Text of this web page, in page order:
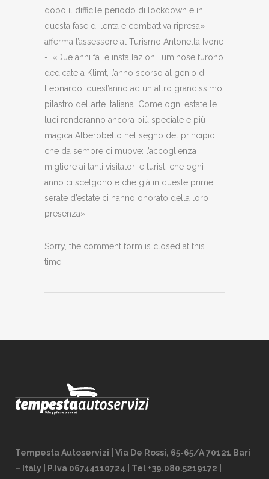
dopo il difficile periodo di lockdown e in
questa fase di lenta e combattiva ripresa» –
afferma l’assessore al Turismo Antonella Ivone
-. «Due anni fa le installazioni luminose furono
dedicate a Klimt, l’anno scorso al genio di
Leonardo, quest’anno ad un altro grandissimo
pilastro dell’arte italiana. Come ogni estate le
luci renderanno ancora più speciale e più
magica Alberobello nel segno del principio
che da sempre ci muove: l’accoglienza
migliore ai tanti visitatori e turisti che ogni
anno ci scelgono e che già in queste prime
serate d’estate ci hanno onorato della loro
presenza»
Sorry, the comment form is closed at this
time.
Tempesta Autoservizi | Via De Rossi, 65-65/A 70121 Bari
– Italy | P.Iva 06744110724 | Tel +39.080.5219172 |